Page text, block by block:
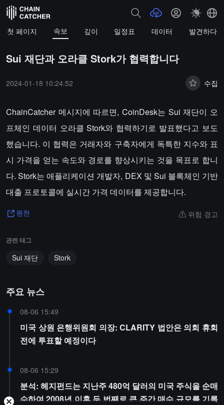
첫 페이지 속보 깊이 일정표 데이터 발견하다
Sui 재단과 오라클 Stork가 협력합니다
2024-01-18 10:24:52 수집
ChainCatcher 메시지에 따르면, CoinDesk는 Sui 재단이 오
프체인 데이터 오라클 Stork와 협력하기로 발표했다고 보도
했습니다. 이 협력은 거래자와 구축자에게 독특한 지수와 표
시 가격을 얻는 속도와 경로를 향상시키는 것을 목표로 합니
다. Stork는 애플리케이션 개발자, DEX 및 Sui 블록체인 기반
대출 프로토콜에 실시간 가격 데이터를 제공합니다.
원천 위험 경고
관련 태그
Sui 재단 Stork
주요 뉴스
08-06 15:49
미국 상원 은행위원회 의장: CLARITY 법안은 의회 휴회
전에 투표할 예정이다
08-06 15:29
분석: 헤지펀드는 지난주 480억 달러의 미국 주식을 순매
수하여 2008년 이후 두 번째로 큰 주간 매수 규모를 기록